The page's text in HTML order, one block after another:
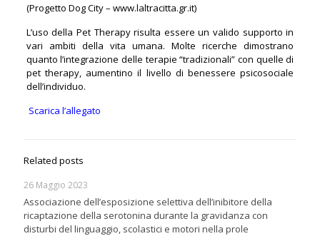
(Progetto Dog City – www.laltracitta.gr.it)
L’uso della Pet Therapy risulta essere un valido supporto in
vari ambiti della vita umana. Molte ricerche dimostrano
quanto l’integrazione delle terapie “tradizionali” con quelle di
pet therapy, aumentino il livello di benessere psicosociale
dell’individuo.
Scarica l’allegato
Related posts
26 Maggio 2023
Associazione dell’esposizione selettiva dell’inibitore della
ricaptazione della serotonina durante la gravidanza con
disturbi del linguaggio, scolastici e motori nella prole